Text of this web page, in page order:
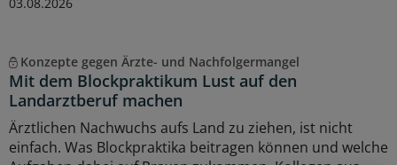
Konzepte gegen Ärzte- und Nachfolgermangel
Mit dem Blockpraktikum Lust auf den
Landarztberuf machen
Ärztlichen Nachwuchs aufs Land zu ziehen, ist nicht
einfach. Was Blockpraktika beitragen können und welche